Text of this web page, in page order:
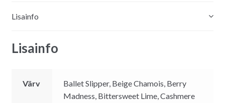
Lisainfo
Lisainfo
Värv
Ballet Slipper, Beige Chamois, Berry
Madness, Bittersweet Lime, Cashmere